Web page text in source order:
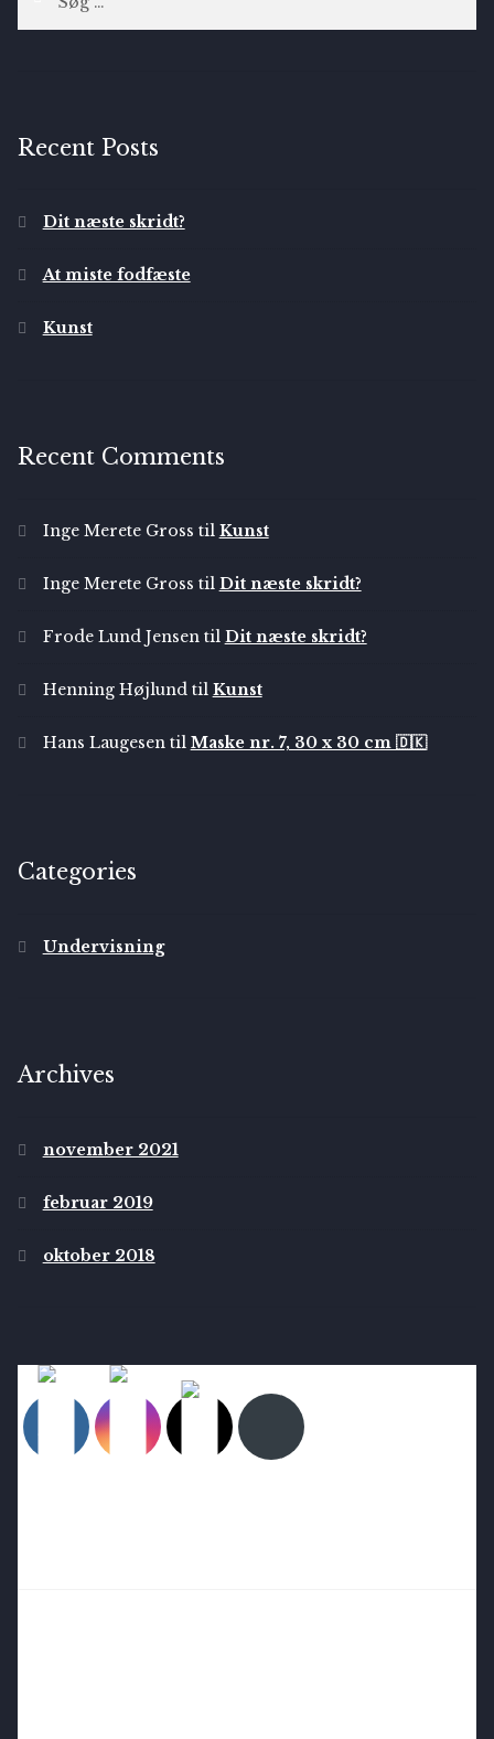
efter:
Recent Posts
Dit næste skridt?
At miste fodfæste
Kunst
Recent Comments
Inge Merete Gross til Kunst
Inge Merete Gross til Dit næste skridt?
Frode Lund Jensentil Dit næste skridt?
Henning Højlundtil Kunst
Hans Laugesentil Maske nr. 7, 30 x 30 cm 🇩🇰
Categories
Undervisning
Archives
november 2021
februar 2019
oktober 2018